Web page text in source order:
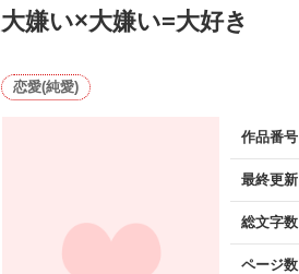
大嫌い×大嫌い=大好き
恋愛(純愛)
作品番号
最終更新
総文字数
ページ数